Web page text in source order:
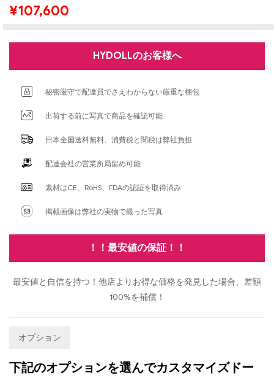
¥107,600
HYDOLLのお客様へ
秘密厳守で配達員でさえわからない厳重な梱包
出荷する前に写真で商品を確認可能
日本全国送料無料、消費税と関税は弊社負担
配達会社の営業所局留め可能
素材はCE、RoHS、FDAの認証を取得済み
掲載画像は弊社の実物で撮った写真
！！最安値の保証！！
最安値と自信を持つ！他店よりお得な価格を発見した場合、差額
100%を補償！
オプション
下記のオプションを選んでカスタマイズドー